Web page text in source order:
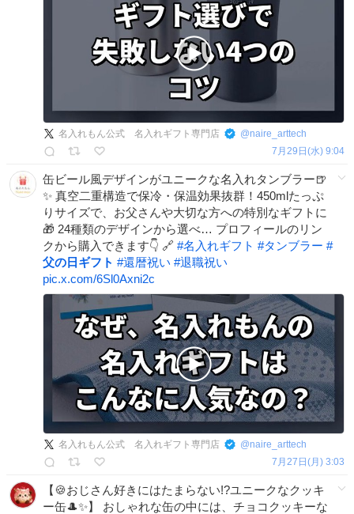
名入れもん公式 名入れギフト専門店 @naire_arttech
7月29日(水) 9:04
缶ビール風デザインがユニークな名入れタンブラー🍺
✨ 真空二重構造で保冷・保温効果抜群！450mlたっぷ
りサイズで、お父さんや大切な方への特別なギフトに
🎁 24種類のデザインから選べ… プロフィールのリン
クから購入できます👇 🔗 #名入れギフト #タンブラー #
父の日ギフト #還暦祝い #退職祝い
pic.x.com/6Sl0Axni2c
名入れもん公式 名入れギフト専門店 @naire_arttech
7月27日(月) 3:03
【🍪おじさん好きにはたまらない!?ユニークなクッキ
ー缶🎩✨】 おしゃれな缶の中には、チョコクッキーな